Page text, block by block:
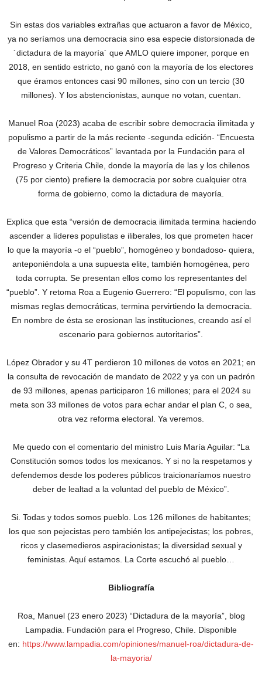
Sin estas dos variables extrañas que actuaron a favor de México,
ya no seríamos una democracia sino esa especie distorsionada de
´dictadura de la mayoría´ que AMLO quiere imponer, porque en
2018, en sentido estricto, no ganó con la mayoría de los electores
que éramos entonces casi 90 millones, sino con un tercio (30
millones). Y los abstencionistas, aunque no votan, cuentan.
Manuel Roa (2023) acaba de escribir sobre democracia ilimitada y
populismo a partir de la más reciente -segunda edición- “Encuesta
de Valores Democráticos” levantada por la Fundación para el
Progreso y Criteria Chile, donde la mayoría de las y los chilenos
(75 por ciento) prefiere la democracia por sobre cualquier otra
forma de gobierno, como la dictadura de mayoría.
Explica que esta “versión de democracia ilimitada termina haciendo
ascender a líderes populistas e iliberales, los que prometen hacer
lo que la mayoría -o el “pueblo”, homogéneo y bondadoso- quiera,
anteponiéndola a una supuesta elite, también homogénea, pero
toda corrupta. Se presentan ellos como los representantes del
“pueblo”. Y retoma Roa a Eugenio Guerrero: “El populismo, con las
mismas reglas democráticas, termina pervirtiendo la democracia.
En nombre de ésta se erosionan las instituciones, creando así el
escenario para gobiernos autoritarios”.
López Obrador y su 4T perdieron 10 millones de votos en 2021; en
la consulta de revocación de mandato de 2022 y ya con un padrón
de 93 millones, apenas participaron 16 millones; para el 2024 su
meta son 33 millones de votos para echar andar el plan C, o sea,
otra vez reforma electoral. Ya veremos.
Me quedo con el comentario del ministro Luis María Aguilar: “La
Constitución somos todos los mexicanos. Y si no la respetamos y
defendemos desde los poderes públicos traicionaríamos nuestro
deber de lealtad a la voluntad del pueblo de México”.
Si. Todas y todos somos pueblo. Los 126 millones de habitantes;
los que son pejecistas pero también los antipejecistas; los pobres,
ricos y clasemedieros aspiracionistas; la diversidad sexual y
feministas. Aquí estamos. La Corte escuchó al pueblo…
Bibliografía
Roa, Manuel (23 enero 2023) “Dictadura de la mayoría”, blog
Lampadia. Fundación para el Progreso, Chile. Disponible
en: https://www.lampadia.com/opiniones/manuel-roa/dictadura-de-
la-mayoria/